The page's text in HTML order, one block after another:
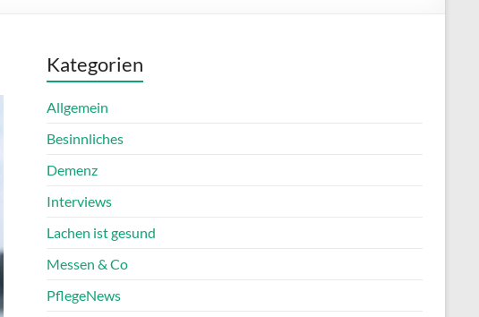
Kategorien
Allgemein
Besinnliches
Demenz
Interviews
Lachen ist gesund
Messen & Co
PflegeNews